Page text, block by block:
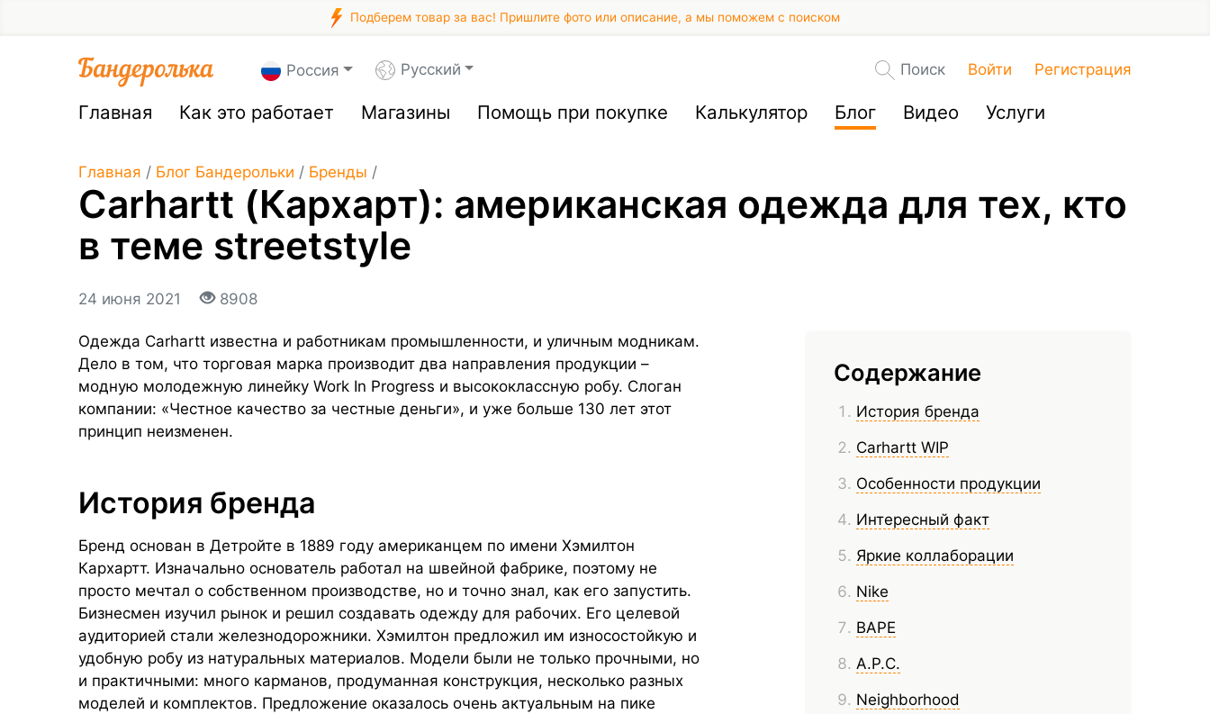
Подберем товар за вас! Пришлите фото или описание, а мы поможем с поиском
Россия Русский Поиск Войти Регистрация
Главная Как это работает Магазины Помощь при покупке Калькулятор Блог Видео Услуги
Главная / Блог Бандерольки / Бренды /
Carhartt (Кархарт): американская одежда для тех, кто
в теме streetstyle
24 июня 2021 8908
Содержание
История бренда
Carhartt WIP
Особенности продукции
Интересный факт
Яркие коллаборации
Nike
BAPE
A.P.C.
Neighborhood
Одежда Carhartt известна и работникам промышленности, и уличным модникам.
Дело в том, что торговая марка производит два направления продукции –
модную молодежную линейку Work In Progress и высококлассную робу. Слоган
компании: «Честное качество за честные деньги», и уже больше 130 лет этот
принцип неизменен.
История бренда
Бренд основан в Детройте в 1889 году американцем по имени Хэмилтон
Кархартт. Изначально основатель работал на швейной фабрике, поэтому не
просто мечтал о собственном производстве, но и точно знал, как его запустить.
Бизнесмен изучил рынок и решил создавать одежду для рабочих. Его целевой
аудиторией стали железнодорожники. Хэмилтон предложил им износостойкую и
удобную робу из натуральных материалов. Модели были не только прочными, но
и практичными: много карманов, продуманная конструкция, несколько разных
моделей и комплектов. Предложение оказалось очень актуальным на пике